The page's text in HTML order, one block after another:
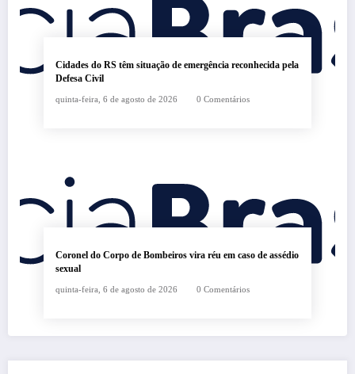
Cidades do RS têm situação de emergência reconhecida pela
Defesa Civil
quinta-feira, 6 de agosto de 2026 0 Comentários
Coronel do Corpo de Bombeiros vira réu em caso de assédio
sexual
quinta-feira, 6 de agosto de 2026 0 Comentários